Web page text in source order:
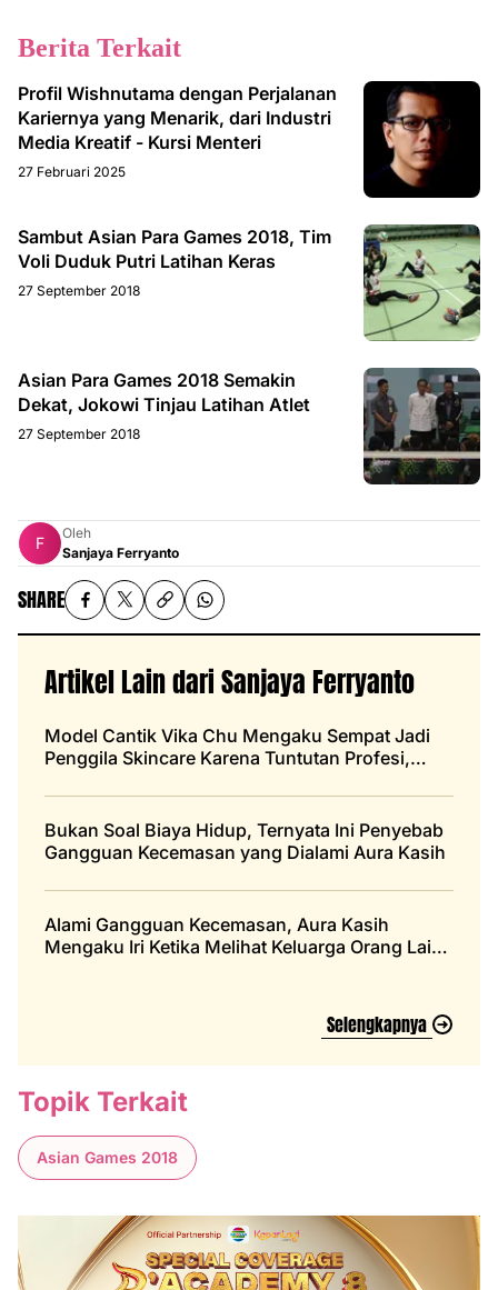
Berita Terkait
Profil Wishnutama dengan Perjalanan
Kariernya yang Menarik, dari Industri
Media Kreatif - Kursi Menteri
27 Februari 2025
Sambut Asian Para Games 2018, Tim
Voli Duduk Putri Latihan Keras
27 September 2018
Asian Para Games 2018 Semakin
Dekat, Jokowi Tinjau Latihan Atlet
27 September 2018
Oleh
Sanjaya Ferryanto
SHARE
Artikel Lain dari Sanjaya Ferryanto
Model Cantik Vika Chu Mengaku Sempat Jadi
Penggila Skincare Karena Tuntutan Profesi,
Bukan Soal Biaya Hidup, Ternyata Ini Penyebab
Gangguan Kecemasan yang Dialami Aura Kasih
Alami Gangguan Kecemasan, Aura Kasih
Mengaku Iri Ketika Melihat Keluarga Orang Lain
Selengkapnya
Topik Terkait
Asian Games 2018